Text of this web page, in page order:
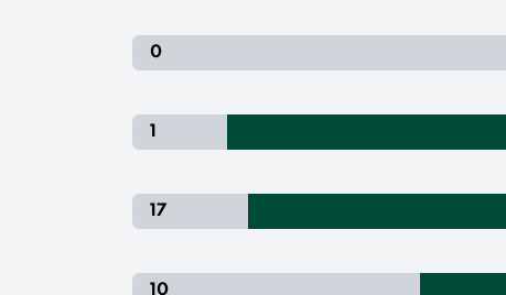
0
1
17
10